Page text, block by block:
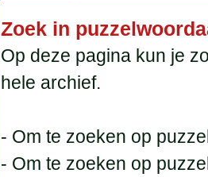
Zoek in
Op deze pagina kun je
hele archief.
- Om te zoeken op
- Om te zoeken op